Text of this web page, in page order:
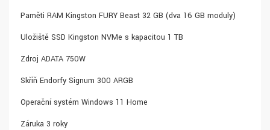
Paměti RAM Kingston FURY Beast 32 GB (dva 16 GB moduly)
Uložiště SSD Kingston NVMe s kapacitou 1 TB
Zdroj ADATA 750W
Skříň Endorfy Signum 300 ARGB
Operační systém Windows 11 Home
Záruka 3 roky